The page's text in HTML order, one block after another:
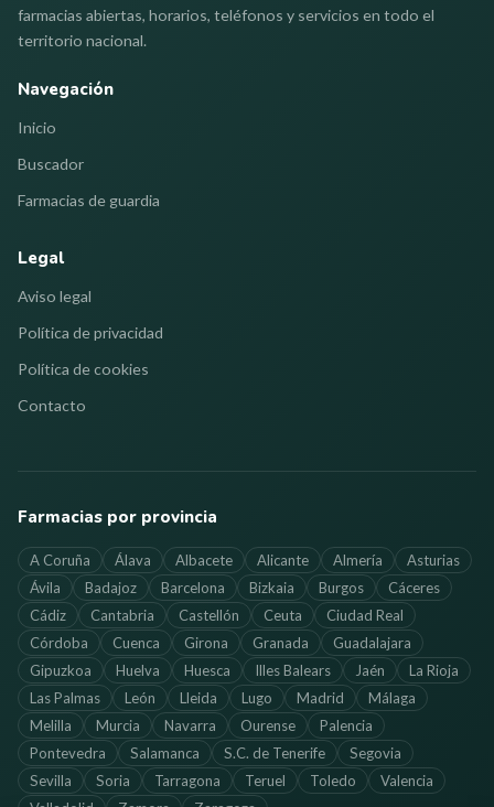
farmacias abiertas, horarios, teléfonos y servicios en todo el
territorio nacional.
Navegación
Inicio
Buscador
Farmacias de guardia
Legal
Aviso legal
Política de privacidad
Política de cookies
Contacto
Farmacias por provincia
A Coruña Álava Albacete Alicante Almería
Asturias
Ávila
Badajoz Barcelona Bizkaia Burgos
Cáceres
Cádiz
Cantabria Castellón Ceuta
Ciudad Real
Córdoba
Cuenca Girona Granada
Guadalajara
Gipuzkoa
Huelva Huesca Illes Balears Jaén
La Rioja
Las Palmas
León Lleida Lugo Madrid
Málaga
Melilla
Murcia Navarra Ourense
Palencia
Pontevedra
Salamanca S.C. de Tenerife
Segovia
Sevilla
Soria Tarragona Teruel Toledo
Valencia